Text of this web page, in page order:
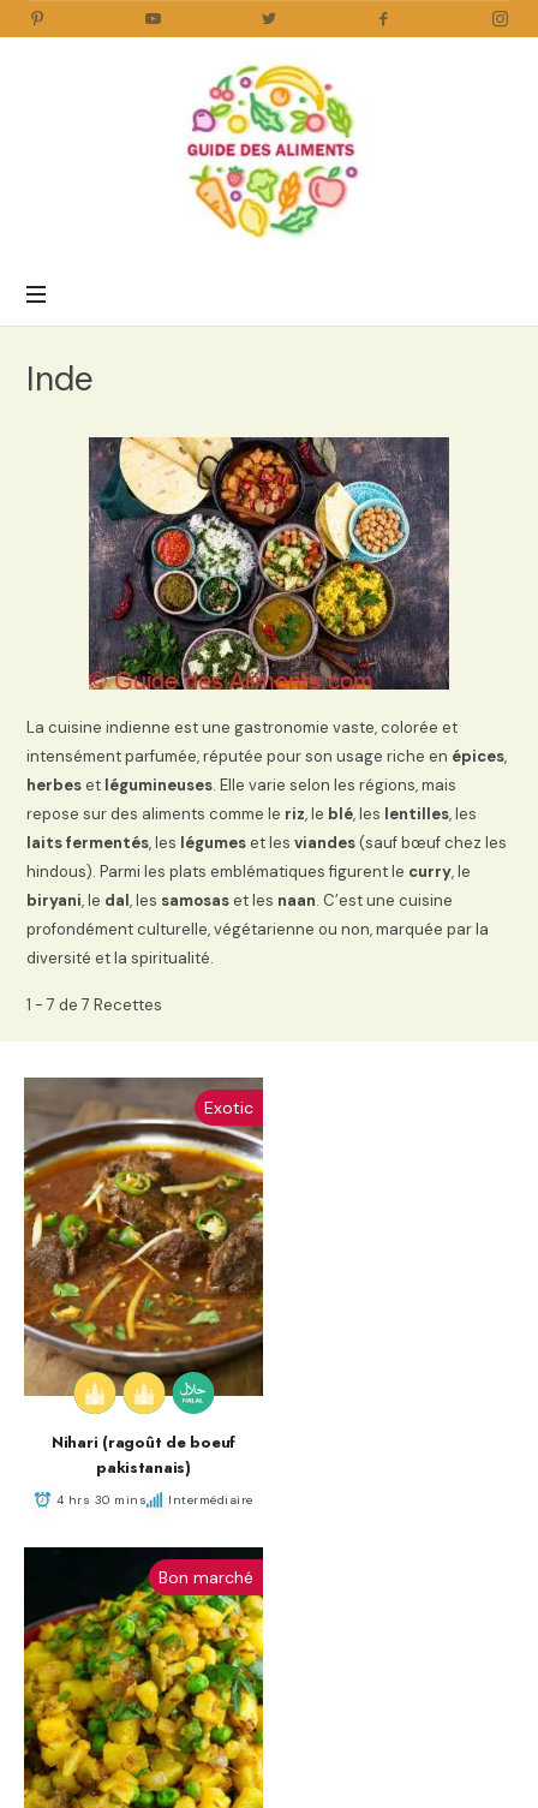
Aliments
www.guidedesaliments.com
Inde
La cuisine indienne est une gastronomie vaste, colorée et
intensément parfumée, réputée pour son usage riche en épices,
herbeset légumineuses. Elle varie selon les régions, mais
repose sur des aliments comme le riz, le blé, les lentilles, les
laits fermentés, les légumeset lesviandes(sauf bœuf chez les
hindous). Parmi les plats emblématiques figurent le curry, le
biryani, le dal, les samosaset les naan. C’est une cuisine
profondément culturelle, végétarienne ou non, marquée par la
diversité et la spiritualité.
1 - 7 de 7 Recettes
Exotic
Nihari (ragoût de boeuf
pakistanais)
4 hrs 30 mins Intermédiaire
Bon marché